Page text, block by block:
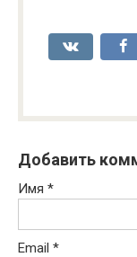
Добавить
Имя *
Email *